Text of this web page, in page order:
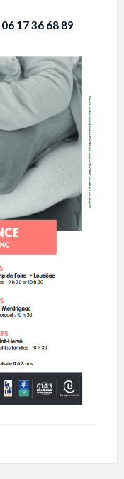
06 17 36 68 89